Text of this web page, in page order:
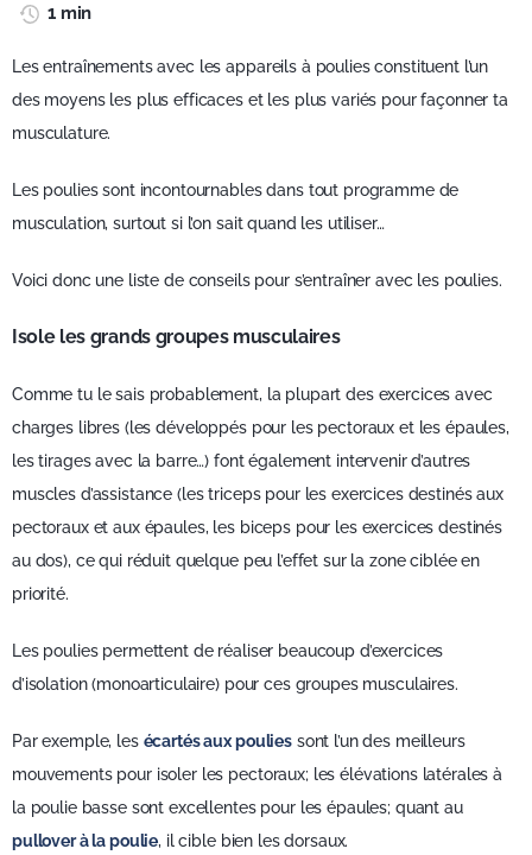
1 min
Les entraînements avec les appareils à poulies constituent l’un
des moyens les plus efficaces et les plus variés pour façonner ta
musculature.
Les poulies sont incontournables dans tout programme de
musculation, surtout si l’on sait quand les utiliser…
Voici donc une liste de conseils pour s’entraîner avec les poulies.
Isole les grands groupes musculaires
Comme tu le sais probablement, la plupart des exercices avec
charges libres (les développés pour les pectoraux et les épaules,
les tirages avec la barre…) font également intervenir d’autres
muscles d’assistance (les triceps pour les exercices destinés aux
pectoraux et aux épaules, les biceps pour les exercices destinés
au dos), ce qui réduit quelque peu l’effet sur la zone ciblée en
priorité.
Les poulies permettent de réaliser beaucoup d’exercices
d’isolation (monoarticulaire) pour ces groupes musculaires.
Par exemple, les écartés aux pouliessont l’un des meilleurs
mouvements pour isoler les pectoraux; les élévations latérales à
la poulie basse sont excellentes pour les épaules; quant au
pullover à la poulie, il cible bien les dorsaux.